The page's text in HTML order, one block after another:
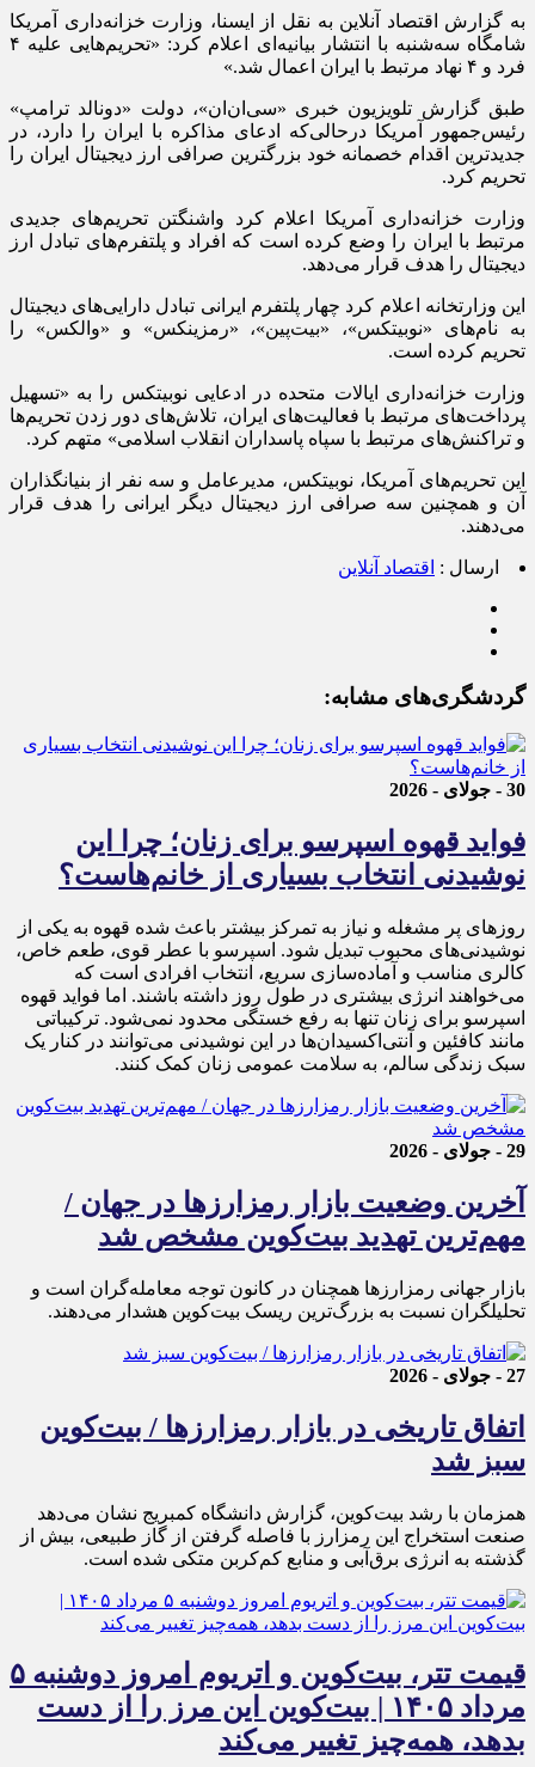
به گزارش اقتصاد آنلاین به نقل از ایسنا، وزارت خزانه‌داری آمریکا
شامگاه سه‌شنبه با انتشار بیانیه‌ای اعلام کرد: «تحریم‌هایی علیه ۴
فرد و ۴ نهاد مرتبط با ایران اعمال شد.»
طبق گزارش تلویزیون خبری «سی‌ان‌ان»، دولت «دونالد ترامپ»
رئیس‌جمهور آمریکا درحالی‌که ادعای مذاکره با ایران را دارد، در
جدیدترین اقدام خصمانه خود بزرگترین صرافی ارز دیجیتال ایران را
تحریم کرد.
وزارت خزانه‌داری آمریکا اعلام کرد واشنگتن تحریم‌های جدیدی
مرتبط با ایران را وضع کرده است که افراد و پلتفرم‌های تبادل ارز
دیجیتال را هدف قرار می‌دهد.
این وزارتخانه اعلام کرد چهار پلتفرم ایرانی تبادل دارایی‌های دیجیتال
به نام‌های «نوبیتکس»، «بیت‌پین»، «رمزینکس» و «والکس» را
تحریم کرده است.
وزارت خزانه‌داری ایالات متحده در ادعایی نوبیتکس را به «تسهیل
پرداخت‌های مرتبط با فعالیت‌های ایران، تلاش‌های دور زدن تحریم‌ها
و تراکنش‌های مرتبط با سپاه پاسداران انقلاب اسلامی» متهم کرد.
این تحریم‌های آمریکا، نوبیتکس، مدیرعامل و سه نفر از بنیانگذاران
آن و همچنین سه صرافی ارز دیجیتال دیگر ایرانی را هدف قرار
می‌دهند.
ارسال : اقتصاد آنلاین
گردشگری‌های مشابه:
30 - جولای - 2026
فواید قهوه اسپرسو برای زنان؛ چرا این
نوشیدنی انتخاب بسیاری از خانم‌هاست؟
روزهای پر مشغله و نیاز به تمرکز بیشتر باعث شده قهوه به یکی از
نوشیدنی‌های محبوب تبدیل شود. اسپرسو با عطر قوی، طعم خاص،
کالری مناسب و آماده‌سازی سریع، انتخاب افرادی است که
می‌خواهند انرژی بیشتری در طول روز داشته باشند. اما فواید قهوه
اسپرسو برای زنان تنها به رفع خستگی محدود نمی‌شود. ترکیباتی
مانند کافئین و آنتی‌اکسیدان‌ها در این نوشیدنی می‌توانند در کنار یک
سبک زندگی سالم، به سلامت عمومی زنان کمک کنند.
29 - جولای - 2026
آخرین وضعیت بازار رمزارزها در جهان /
مهم‌ترین تهدید بیت‌کوین مشخص شد
بازار جهانی رمزارزها همچنان در کانون توجه معامله‌گران است و
تحلیلگران نسبت به بزرگ‌ترین ریسک بیت‌کوین هشدار می‌دهند.
27 - جولای - 2026
اتفاق تاریخی در بازار رمزارزها / بیت‌کوین
سبز شد
همزمان با رشد بیت‌کوین، گزارش دانشگاه کمبریج نشان می‌دهد
صنعت استخراج این رمزارز با فاصله گرفتن از گاز طبیعی، بیش از
گذشته به انرژی برق‌آبی و منابع کم‌کربن متکی شده است.
قیمت تتر، بیت‌کوین و اتریوم امروز دوشنبه ۵
مرداد ۱۴۰۵ | بیت‌کوین این مرز را از دست
بدهد، همه‌چیز تغییر می‌کند